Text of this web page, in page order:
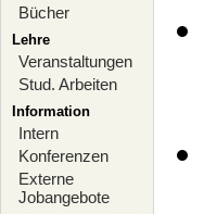
Bücher
Lehre
Veranstaltungen
Stud. Arbeiten
Information
Intern
Konferenzen
Externe
Jobangebote